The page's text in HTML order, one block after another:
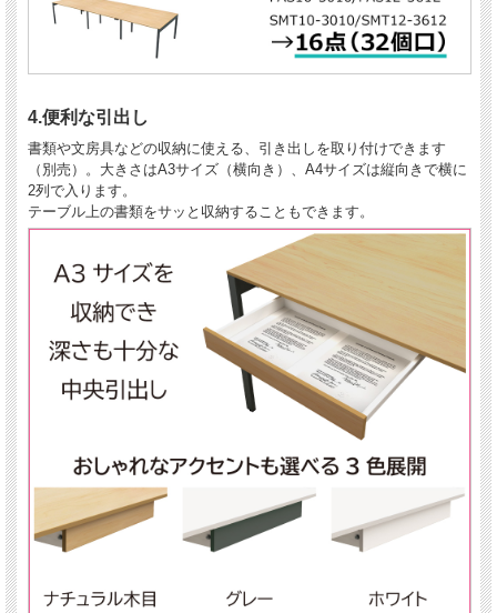
4.便利な引出し
書類や文房具などの収納に使える、引き出しを取り付けできます
（別売）。大きさはA3サイズ（横向き）、A4サイズは縦向きで横に
2列で入ります。
テーブル上の書類をサッと収納することもできます。